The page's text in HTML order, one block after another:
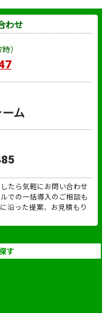
わせ
）
ム
たら気軽にお問い合わせ
での一括導入のご相談も
沿った提案、お見積もり
す